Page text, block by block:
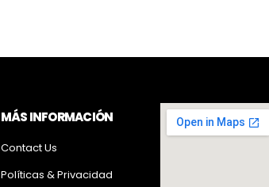
MÁS INFORMACIÓN
Contact Us
Políticas & Privacidad